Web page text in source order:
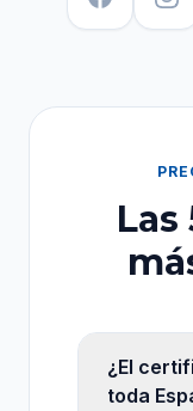
¿El
toda